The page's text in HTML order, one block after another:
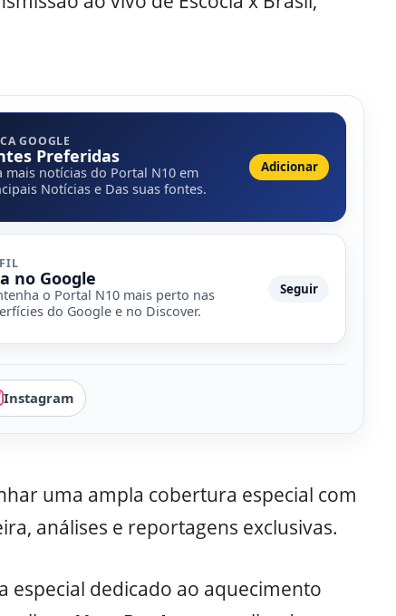
GOOGLE
Preferidas
mais notícias do Portal N10 em
Notícias e Das suas fontes.
Adicionar
no Google
o Portal N10 mais perto nas
do Google e no Discover.
Seguir
Instagram
uma ampla cobertura especial com
análises e reportagens exclusivas.
especial dedicado ao aquecimento